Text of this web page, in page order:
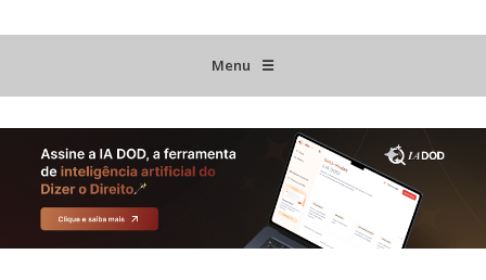
Menu ☰
JURISPRUDÊNCIA COMENTADA
INFORMATIVOS COMENTADOS